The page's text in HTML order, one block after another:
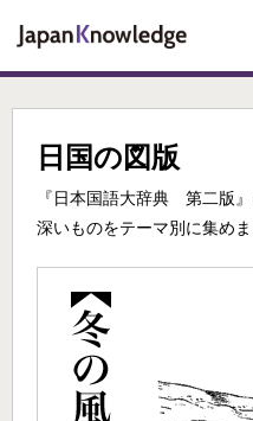
日国の図版
『日本国語大辞典 第二版
深いものをテーマ別に集めま